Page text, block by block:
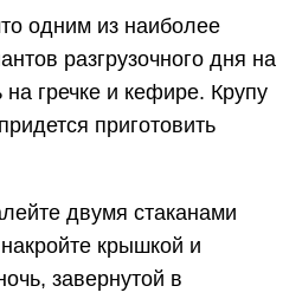
одним из наиболее
разгрузочного дня на
на гречке и кефире. Крупу
приготовить
двумя стаканами
накройте крышкой и
завернутой в